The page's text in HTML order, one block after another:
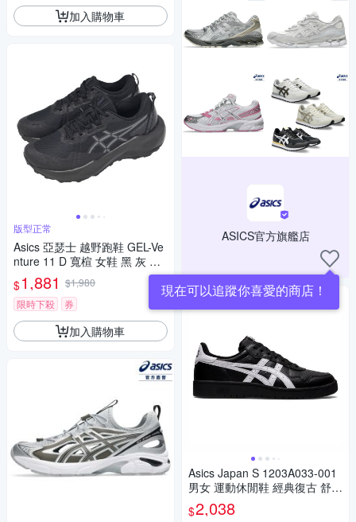
加入購物車
版型正常
Asics 亞瑟士 越野跑鞋 GEL-Ve
nture 11 D 寬楦 女鞋 黑 灰 入
門款 1012B932003
$1,881 $1,980
限時下殺
券
加入購物車
ASICS官方旗艦店
現在可以追蹤你喜愛的商店！
Asics Japan S 1203A033-001
男女 運動休閒鞋 經典復古 舒適
黑 白
$2,038